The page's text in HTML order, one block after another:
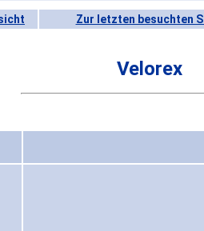
Zur letzten besuchten
Velorex